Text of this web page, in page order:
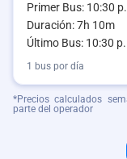
Primer Bus: 10:30
Duración: 7h 10m
Último Bus: 10:30
1 bus por día
*Precios calculados
parte del operador